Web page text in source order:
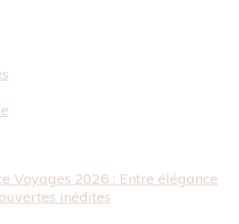
Voyages 2026 : Entre élégance
inédites